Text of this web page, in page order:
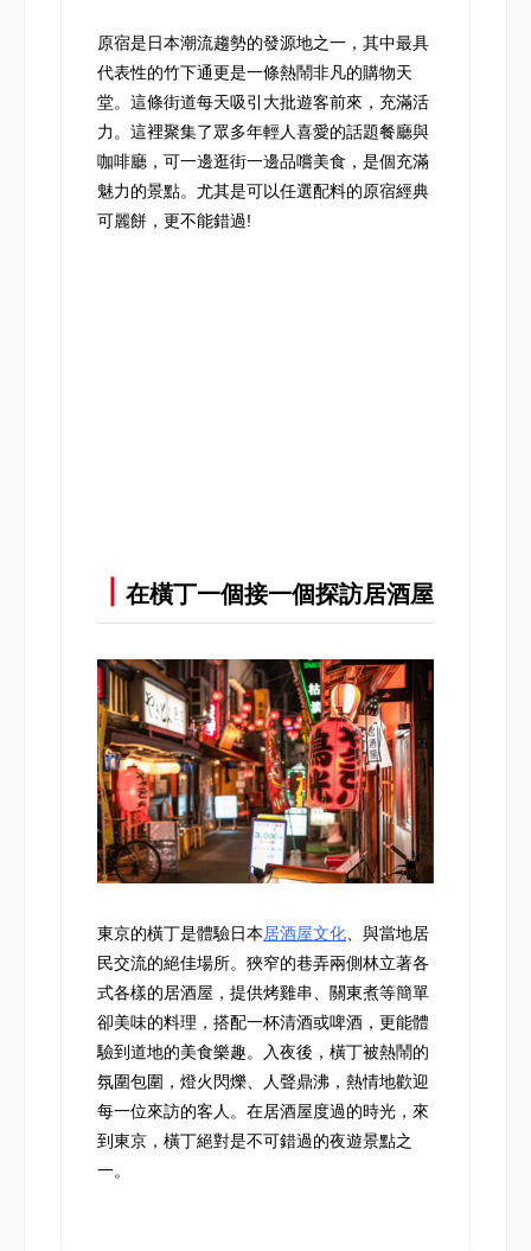
原宿是日本潮流趨勢的發源地之一，其中最具
代表性的竹下通更是一條熱鬧非凡的購物天
堂。這條街道每天吸引大批遊客前來，充滿活
力。這裡聚集了眾多年輕人喜愛的話題餐廳與
咖啡廳，可一邊逛街一邊品嚐美食，是個充滿
魅力的景點。尤其是可以任選配料的原宿經典
可麗餅，更不能錯過!
在橫丁一個接一個探訪居酒屋
東京的橫丁是體驗日本居酒屋文化 、與當地居
民交流的絕佳場所。狹窄的巷弄兩側林立著各
式各樣的居酒屋，提供烤雞串、關東煮等簡單
卻美味的料理，搭配一杯清酒或啤酒，更能體
驗到道地的美食樂趣。入夜後，橫丁被熱鬧的
氛圍包圍，燈火閃爍、人聲鼎沸，熱情地歡迎
每一位來訪的客人。在居酒屋度過的時光，來
到東京，橫丁絕對是不可錯過的夜遊景點之
一。